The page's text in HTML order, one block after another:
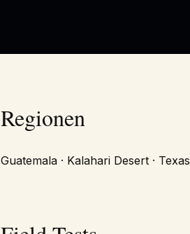
Regionen
Guatemala · Kalahari Desert · Texas